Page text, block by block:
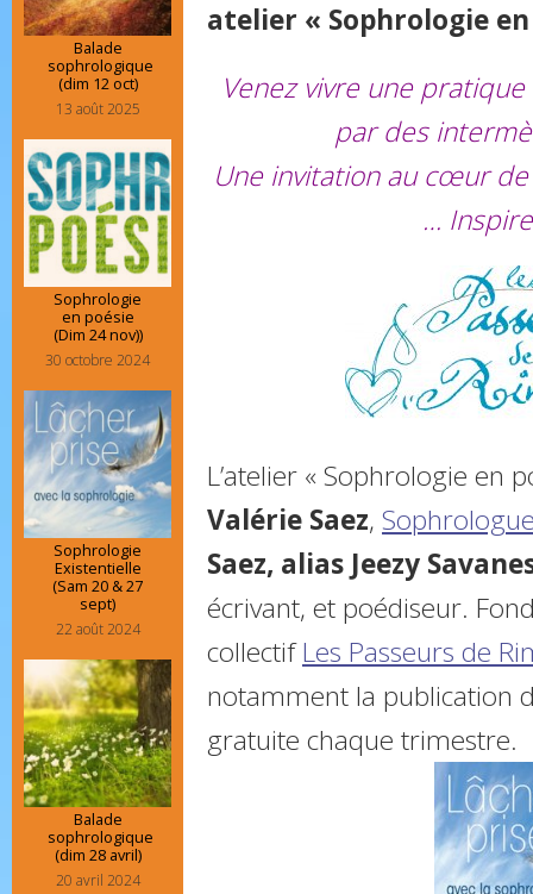
atelier « Sophrologie en
Venez vivre une
par des
Une invitation au cœur
…
L’atelier « Sophrologie en
Valérie Saez,
Saez, alias Jeezy
écrivant, et poédiseur.
collectifLes Passeurs de
notamment la publication
gratuite chaque trimestre.
Balade
sophrologique
(dim 12 oct)
13 août 2025
Sophrologie
en poésie
(Dim 24 nov))
30 octobre 2024
Sophrologie
Existentielle
(Sam 20 & 27
sept)
22 août 2024
Balade
sophrologique
(dim 28 avril)
20 avril 2024